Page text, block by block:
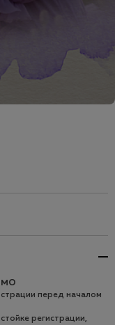
перед началом
регистрации,